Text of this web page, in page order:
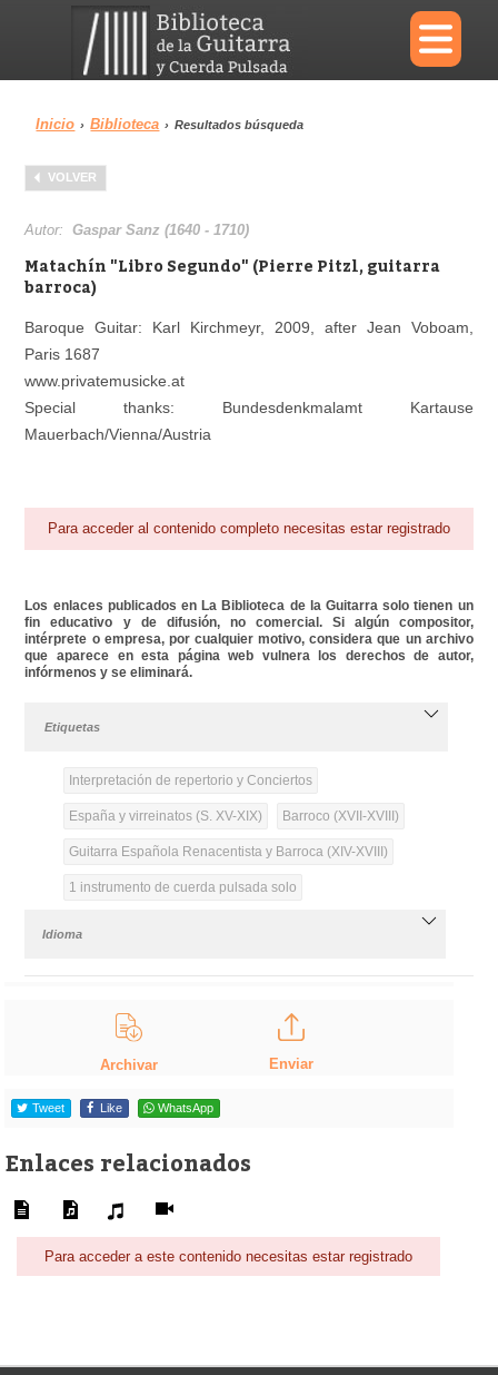
×
Menu
Biblioteca
Área personal
Inicio › Biblioteca › Resultados búsqueda
VOLVER
Autor:Gaspar Sanz (1640 - 1710)
Matachín "Libro Segundo" (Pierre Pitzl, guitarra
barroca)
Baroque Guitar: Karl Kirchmeyr, 2009, after Jean Voboam,
Paris 1687
www.privatemusicke.at
Special thanks: Bundesdenkmalamt Kartause
Mauerbach/Vienna/Austria
Para acceder al contenido completo necesitas estar registrado
Los enlaces publicados en La Biblioteca de la Guitarra solo tienen un
fin educativo y de difusión, no comercial. Si algún compositor,
intérprete o empresa, por cualquier motivo, considera que un archivo
que aparece en esta página web vulnera los derechos de autor,
infórmenos y se eliminará.
Etiquetas
Interpretación de repertorio y Conciertos
España y virreinatos (S. XV-XIX) Barroco (XVII-XVIII)
Guitarra Española Renacentista y Barroca (XIV-XVIII)
1 instrumento de cuerda pulsada solo
Idioma
Archivar Enviar
Tweet Like WhatsApp
Enlaces relacionados
Para acceder a este contenido necesitas estar registrado